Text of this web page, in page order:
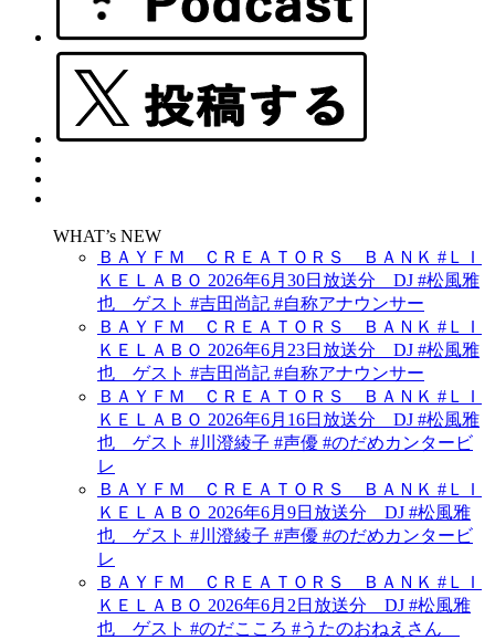
WHAT’s NEW
ＢＡＹＦＭ ＣＲＥＡＴＯＲＳ ＢＡＮＫ #ＬＩ
ＫＥＬＡＢＯ 2026年6月30日放送分 DJ #松風雅
也 ゲスト #吉田尚記 #自称アナウンサー
ＢＡＹＦＭ ＣＲＥＡＴＯＲＳ ＢＡＮＫ #ＬＩ
ＫＥＬＡＢＯ 2026年6月23日放送分 DJ #松風雅
也 ゲスト #吉田尚記 #自称アナウンサー
ＢＡＹＦＭ ＣＲＥＡＴＯＲＳ ＢＡＮＫ #ＬＩ
ＫＥＬＡＢＯ 2026年6月16日放送分 DJ #松風雅
也 ゲスト #川澄綾子 #声優 #のだめカンタービ
レ
ＢＡＹＦＭ ＣＲＥＡＴＯＲＳ ＢＡＮＫ #ＬＩ
ＫＥＬＡＢＯ 2026年6月9日放送分 DJ #松風雅
也 ゲスト #川澄綾子 #声優 #のだめカンタービ
レ
ＢＡＹＦＭ ＣＲＥＡＴＯＲＳ ＢＡＮＫ #ＬＩ
ＫＥＬＡＢＯ 2026年6月2日放送分 DJ #松風雅
也 ゲスト #のだこころ #うたのおねえさん